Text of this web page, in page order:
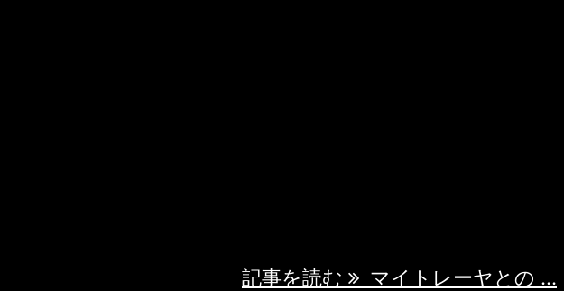
記事を読む
マイトレーヤとの ...